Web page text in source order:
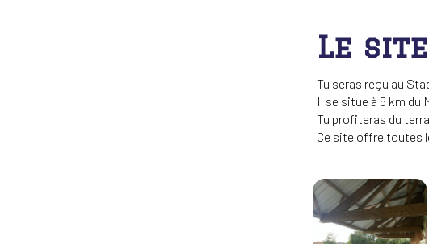
Le site
Tu seras reçu au
Il se situe à 5 km du
Tu profiteras du
Ce site offre toutes